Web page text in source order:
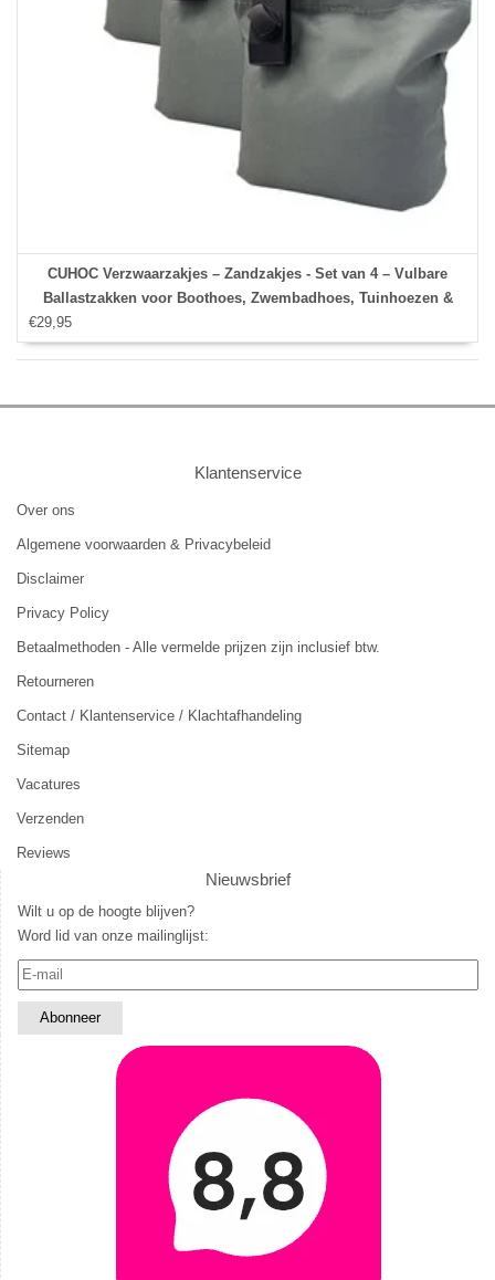
CUHOC Verzwaarzakjes – Zandzakjes - Set van 4 – Vulbare
Ballastzakken voor Boothoes, Zwembadhoes, Tuinhoezen &
€29,95
Klantenservice
Over ons
Algemene voorwaarden & Privacybeleid
Disclaimer
Privacy Policy
Betaalmethoden - Alle vermelde prijzen zijn inclusief btw.
Retourneren
Contact / Klantenservice / Klachtafhandeling
Sitemap
Vacatures
Verzenden
Reviews
Nieuwsbrief
Wilt u op de hoogte blijven?
Word lid van onze mailinglijst: